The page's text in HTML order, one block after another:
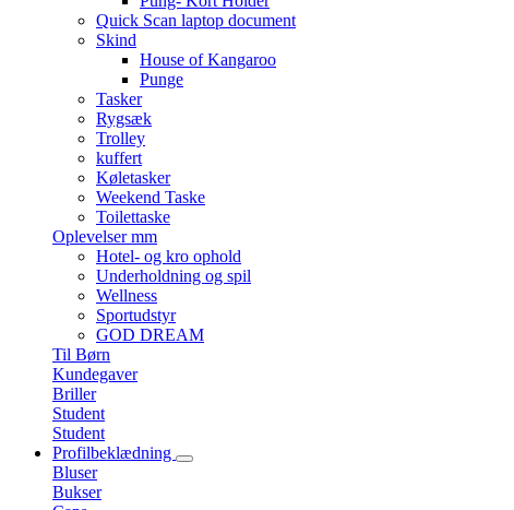
Quick Scan laptop document
Skind
House of Kangaroo
Punge
Tasker
Rygsæk
Trolley
kuffert
Køletasker
Weekend Taske
Toilettaske
Oplevelser mm
Hotel- og kro ophold
Underholdning og spil
Wellness
Sportudstyr
GOD DREAM
Til Børn
Kundegaver
Briller
Student
Student
Profilbeklædning
Bluser
Bukser